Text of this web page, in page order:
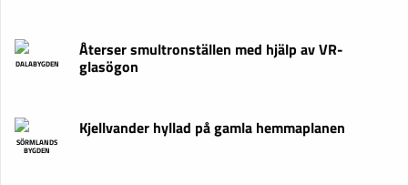
DALABYGDEN
Återser smultronställen med hjälp av VR-
glasögon
SÖRMLANDS
BYGDEN
Kjellvander hyllad på gamla hemmaplanen